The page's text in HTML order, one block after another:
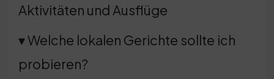
Aktivitäten und Ausflüge
▾ Welche lokalen Gerichte sollte ich
probieren?